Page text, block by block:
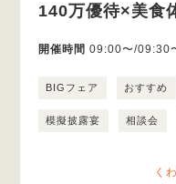
140万優待×美食
開催時間 09:00〜/09:30
BIGフェア おすすめ
模擬披露宴 相談会
く